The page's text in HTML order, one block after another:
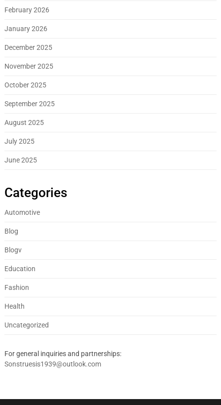
February 2026
January 2026
December 2025
November 2025
October 2025
September 2025
August 2025
July 2025
June 2025
Categories
Automotive
Blog
Blogv
Education
Fashion
Health
Uncategorized
For general inquiries and partnerships:
Sonstruesis1939@outlook.com